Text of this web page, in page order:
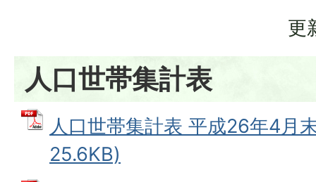
更
人口世帯集計表
人口世帯集計表 平成26年4月
25.6KB)